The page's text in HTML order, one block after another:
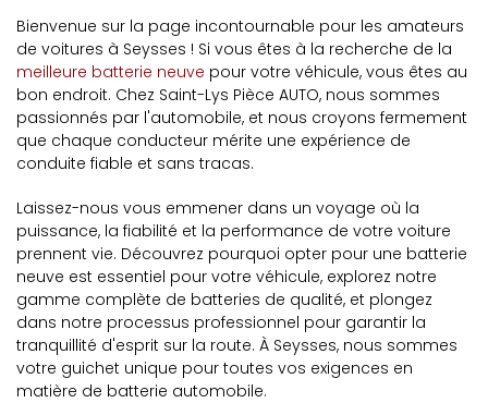
Bienvenue sur la page incontournable pour les amateurs
de voitures à Seysses ! Si vous êtes à la recherche de la
meilleure batterie neuve pour votre véhicule, vous êtes au
bon endroit. Chez Saint-Lys Pièce AUTO, nous sommes
passionnés par l'automobile, et nous croyons fermement
que chaque conducteur mérite une expérience de
conduite fiable et sans tracas.
Laissez-nous vous emmener dans un voyage où la
puissance, la fiabilité et la performance de votre voiture
prennent vie. Découvrez pourquoi opter pour une batterie
neuve est essentiel pour votre véhicule, explorez notre
gamme complète de batteries de qualité, et plongez
dans notre processus professionnel pour garantir la
tranquillité d'esprit sur la route. À Seysses, nous sommes
votre guichet unique pour toutes vos exigences en
matière de batterie automobile.